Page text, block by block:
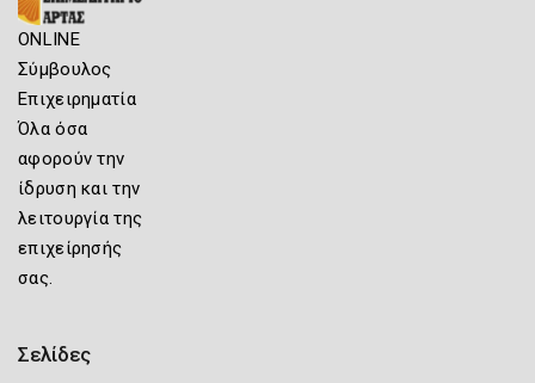
ONLINE
Σύμβουλος
Επιχειρηματία
Όλα όσα
αφορούν την
ίδρυση και την
λειτουργία της
επιχείρησής
σας.
Σελίδες